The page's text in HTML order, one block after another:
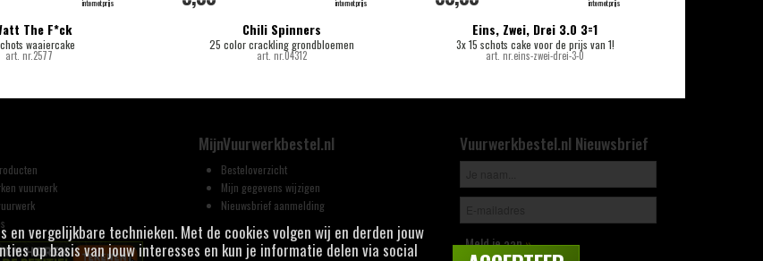
The F*ck
waaiercake
art. nr.2577
internetprijs
Chili Spinners
25 color crackling grondbloemen
art. nr.04312
internetprijs
Eins, Zwei, Drei 3.0 3=1
3x 15 schots cake voor de prijs van 1!
art. nr.eins-zwei-drei-3-0
internetprijs
vuurwerk
MijnVuurwerkbestel.nl
Besteloverzicht
Mijn gegevens wijzigen
Nieuwsbrief aanmelding
Vuurwerkbestel.nl Nieuwsbrief
Meld je aan»
vergelijkbare technieken. Met de cookies volgen wij en derden jouw
op basis van jouw interesses en kun je informatie delen via social